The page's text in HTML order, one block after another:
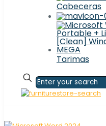
Cabeceras
Tarimas